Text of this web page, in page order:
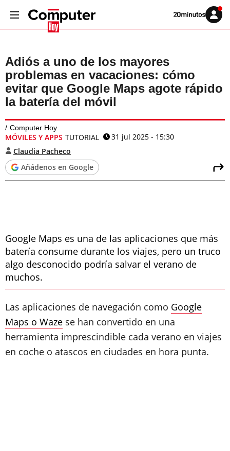
Volver
Iniciar
sesión
Adiós a uno de los mayores
problemas en vacaciones: cómo
evitar que Google Maps agote rápido
la batería del móvil
Computer Hoy
MÓVILES Y APPS TUTORIAL
31 jul 2025 - 15:30
Claudia Pacheco
Añádenos en Google
Google Maps es una de las aplicaciones que más
batería consume durante los viajes, pero un truco
algo desconocido podría salvar el verano de
muchos.
Las aplicaciones de navegación como Google
Maps o Waze se han convertido en una
herramienta imprescindible cada verano en viajes
en coche o atascos en ciudades en hora punta.